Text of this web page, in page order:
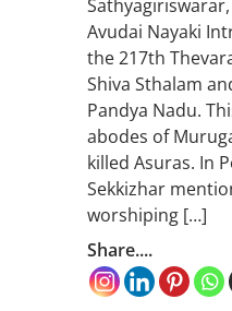
Avudai Nayaki
the 217th
Shiva Sthalam
Pandya Nadu.
abodes of
killed Asuras. In
Sekkizhar
worshiping […]
Share....